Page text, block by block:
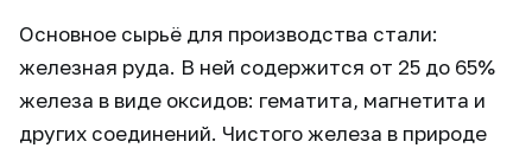
Основное сырьё для производства стали:
железная руда. В ней содержится от 25 до 65%
железа в виде оксидов: гематита, магнетита и
других соединений. Чистого железа в природе